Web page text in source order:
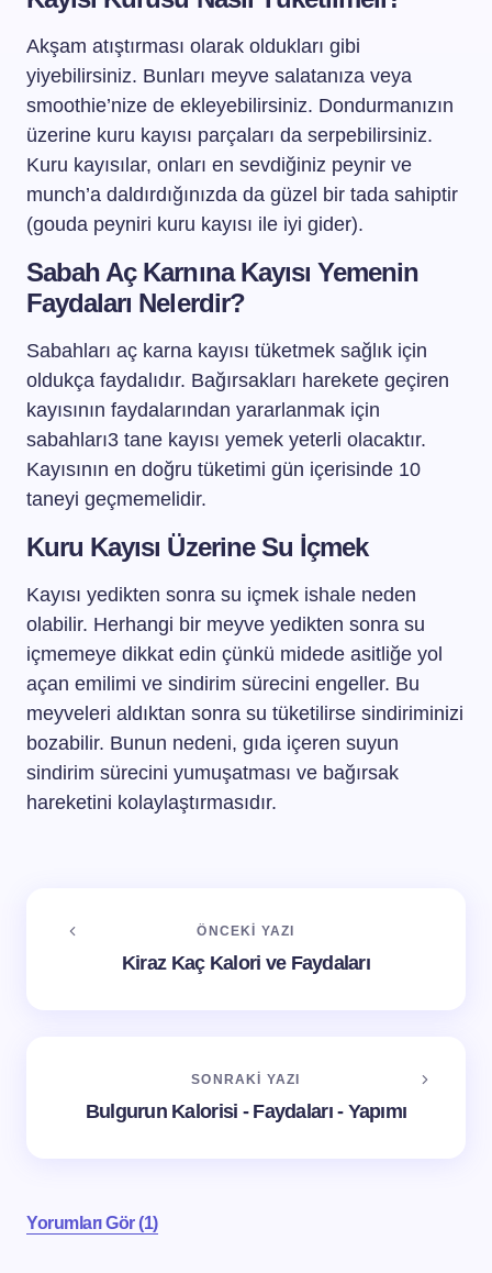
Akşam atıştırması olarak oldukları gibi
yiyebilirsiniz. Bunları meyve salatanıza veya
smoothie’nize de ekleyebilirsiniz. Dondurmanızın
üzerine kuru kayısı parçaları da serpebilirsiniz.
Kuru kayısılar, onları en sevdiğiniz peynir ve
munch’a daldırdığınızda da güzel bir tada sahiptir
(gouda peyniri kuru kayısı ile iyi gider).
Sabah Aç Karnına Kayısı Yemenin
Faydaları Nelerdir?
Sabahları aç karna kayısı tüketmek sağlık için
oldukça faydalıdır. Bağırsakları harekete geçiren
kayısının faydalarından yararlanmak için
sabahları3 tane kayısı yemek yeterli olacaktır.
Kayısının en doğru tüketimi gün içerisinde 10
taneyi geçmemelidir.
Kuru Kayısı Üzerine Su İçmek
Kayısı yedikten sonra su içmek ishale neden
olabilir. Herhangi bir meyve yedikten sonra su
içmemeye dikkat edin çünkü midede asitliğe yol
açan emilimi ve sindirim sürecini engeller. Bu
meyveleri aldıktan sonra su tüketilirse sindiriminizi
bozabilir. Bunun nedeni, gıda içeren suyun
sindirim sürecini yumuşatması ve bağırsak
hareketini kolaylaştırmasıdır.
ÖNCEKI YAZI
Kiraz Kaç Kalori ve Faydaları
SONRAKI YAZI
Bulgurun Kalorisi - Faydaları - Yapımı
Yorumları Gör (1)